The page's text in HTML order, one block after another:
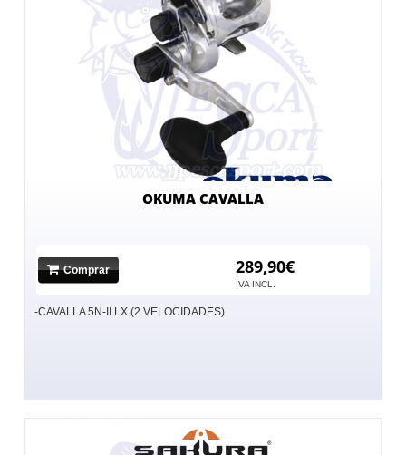
OKUMA CAVALLA
Comprar 289,90€
IVA INCL.
-CAVALLA 5N-II LX (2 VELOCIDADES)